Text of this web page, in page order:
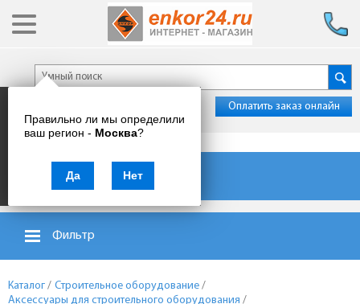
Правильно ли мы определили
ваш регион - Москва?
Да Нет
Оплатить заказ онлайн
Каталог товаров
Фильтр
Каталог / Строительное оборудование /
Аксессуары для строительного оборудования /